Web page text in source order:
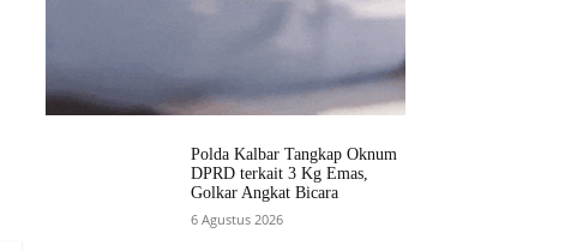
Polda Kalbar Tangkap Oknum
DPRD terkait 3 Kg Emas,
Golkar Angkat Bicara
6 Agustus 2026